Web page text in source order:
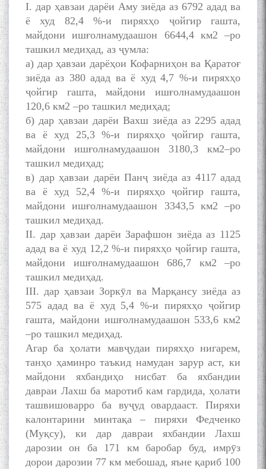
I. дар ҳавзаи дарёи Аму зиёда аз 6792 адад ва
ё худ 82,4 %-и пиряхҳо ҷойгир гашта,
майдони ишғолнамудаашон 6644,4 км2 –ро
ташкил медиҳад, аз ҷумла:
а) дар ҳавзаи дарёҳои Кофарниҳон ва Қаратоғ
зиёда аз 380 адад ва ё худ 4,7 %-и пиряхҳо
ҷойгир гашта, майдони ишғолнамудаашон
120,6 км2 –ро ташкил медиҳад;
б) дар ҳавзаи дарёи Вахш зиёда аз 2295 адад
ва ё худ 25,3 %-и пиряхҳо ҷойгир гашта,
майдони ишғолнамудаашон 3180,3 км2–ро
ташкил медиҳад;
в) дар ҳавзаи дарёи Панҷ зиёда аз 4117 адад
ва ё худ 52,4 %-и пиряхҳо ҷойгир гашта,
майдони ишғолнамудаашон 3343,5 км2 –ро
ташкил медиҳад.
II. дар ҳавзаи дарёи Зарафшон зиёда аз 1125
адад ва ё худ 12,2 %-и пиряхҳо ҷойгир гашта,
майдони ишғолнамудаашон 686,7 км2 –ро
ташкил медиҳад.
III. дар ҳавзаи Зоркӯл ва Марқансу зиёда аз
575 адад ва ё худ 5,4 %-и пиряхҳо ҷойгир
гашта, майдони ишғолнамудаашон 533,6 км2
–ро ташкил медиҳад.
Агар ба ҳолати мавҷудаи пиряхҳо нигарем,
танҳо ҳаминро таъкид намудан зарур аст, ки
майдони яхбандиҳо нисбат ба яхбандии
давраи Лахш ба маротиб кам гардида, ҳолати
ташвишоварро ба вуҷуд овардааст. Пиряхи
калонтарини минтақа – пиряхи Федченко
(Муқсу), ки дар давраи яхбандии Лахш
дарозии он ба 171 км баробар буд, имрӯз
дорои дарозии 77 км мебошад, яъне қариб 100
Дар Академияи миллии
илмҳои Тоҷикистон бахшида
ба 100-солагии мунаққиду
адабиётшинос Соҳиб
Табаров ҳамоиши илмӣ-
назариявӣ баргузор гардид.
МАВЛОНО ҶАЛОЛИДДИНИ
МУТАФАККИР ВА ОРИФИ
ЗАБОНУ АДАБИ ТОҶИК
به عبارت دیگر: گفتگو با مومن
قناعت Mumin Qanoat
Сухбати навқаламон бо
Муъмин Қаноат\Meeting of
young talents with Mumyin
Kanoat